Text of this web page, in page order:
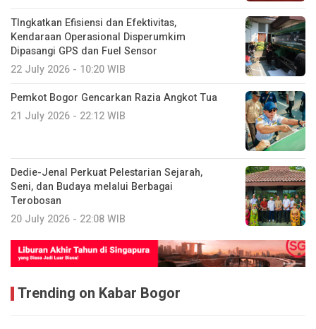
TIngkatkan Efisiensi dan Efektivitas,
Kendaraan Operasional Disperumkim
Dipasangi GPS dan Fuel Sensor
22 July 2026 - 10:20 WIB
Pemkot Bogor Gencarkan Razia Angkot Tua
21 July 2026 - 22:12 WIB
Dedie-Jenal Perkuat Pelestarian Sejarah,
Seni, dan Budaya melalui Berbagai
Terobosan
20 July 2026 - 22:08 WIB
Trending on Kabar Bogor